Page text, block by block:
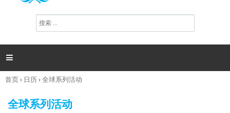
搜
索

你
这
首页› 日历›全球系列活动
全球系列活动